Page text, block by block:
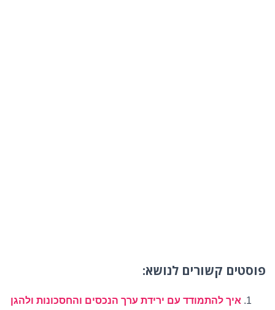
פוסטים קשורים לנושא:
איך להתמודד עם ירידת ערך הנכסים והחסכונות ולהגן